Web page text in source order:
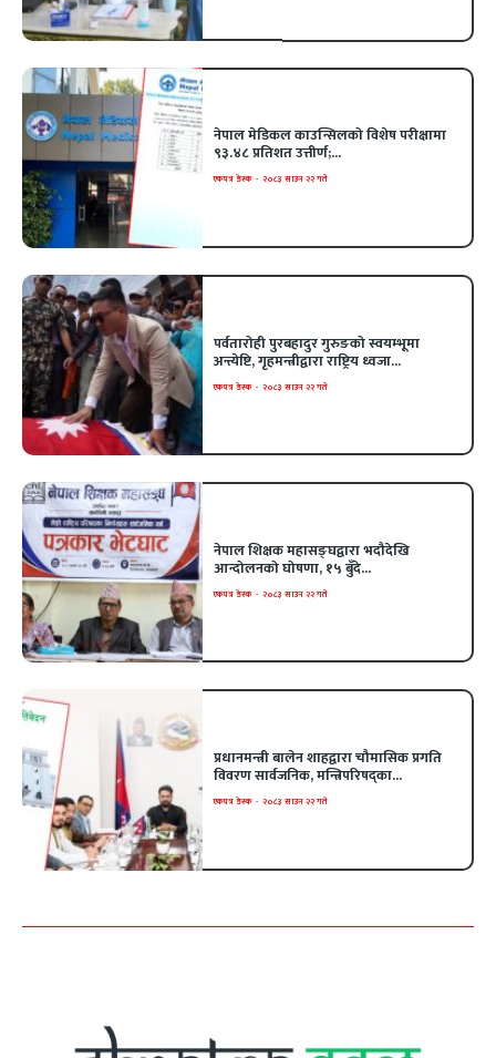
नेपाल मेडिकल काउन्सिलको विशेष परीक्षामा
९३.४८ प्रतिशत उत्तीर्ण;...
एकपत्र डेस्क - २०८३ साउन २२ गते
पर्वतारोही पुरबहादुर गुरुङको स्वयम्भूमा
अन्त्येष्टि, गृहमन्त्रीद्वारा राष्ट्रिय ध्वजा...
एकपत्र डेस्क - २०८३ साउन २२ गते
नेपाल शिक्षक महासङ्घद्वारा भदौदेखि
आन्दोलनको घोषणा, १५ बुँदे...
एकपत्र डेस्क - २०८३ साउन २२ गते
प्रधानमन्त्री बालेन शाहद्वारा चौमासिक प्रगति
विवरण सार्वजनिक, मन्त्रिपरिषद्का...
एकपत्र डेस्क - २०८३ साउन २२ गते